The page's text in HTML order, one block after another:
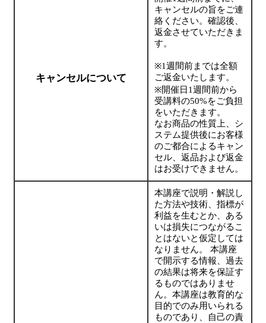
キャンセルについて
キャンセルの旨をご連
絡ください。確認後、
返金させていただきま
す。
※1週間前までは全額
ご返金いたします。
※開催日1週間前から
受講料の50%をご負担
をいただきます。
なお商品の性質上、シ
ステム提供後にお客様
のご都合によるキャン
セル、返品および返金
はお受けできません。
本講座で説明・解説し
た方法や技術、指標が
利益を生むとか、ある
いは損失につながるこ
とはないと仮定しては
なりません。 本講座
で開示する情報、過去
の結果は将来を保証す
るものではありませ
ん。本講座は教育的な
目的でのみ用いられる
ものであり、自己の責